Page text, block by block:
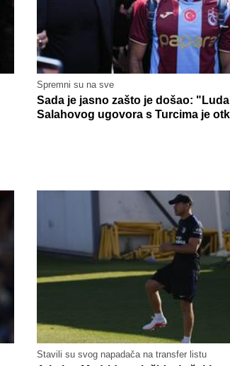
Spremni su na sve
Sada je jasno zašto je došao:
Salahovog ugovora s Turcima je
Stavili su svog napadača na transfer listu